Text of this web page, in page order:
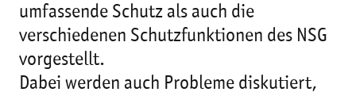
umfassende Schutz als auch die
verschiedenen Schutzfunktionen des NSG
vorgestellt.
Dabei werden auch Probleme diskutiert,